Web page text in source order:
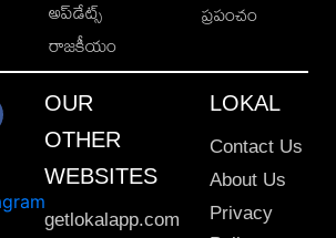
అప్‌డేట్స్
రాజకీయం
ప్రపంచం
OUR
OTHER
WEBSITES
getlokalapp.com
LOKAL
Contact Us
About Us
Privacy